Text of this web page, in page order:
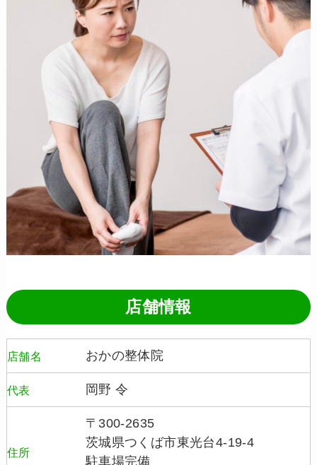
店舗情報
店舗名 おかの整体院
代表 岡野 令
住所
〒300-2635
茨城県つくば市東光台4-19-4
駐車場完備